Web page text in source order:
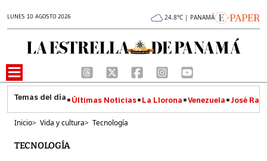
LUNES 10 AGOSTO 2026 24.8°C | PANAMÁ
Últimas Noticias La Llorona Venezuela José
Inicio> Vida y cultura> Tecnología
TECNOLOGÍA